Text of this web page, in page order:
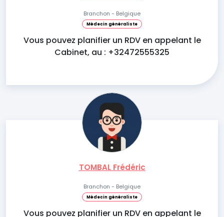
Branchon - Belgique
Médecin généraliste
Vous pouvez planifier un RDV en appelant le
Cabinet, au : +32472555325
TOMBAL Frédéric
Branchon - Belgique
Médecin généraliste
Vous pouvez planifier un RDV en appelant le